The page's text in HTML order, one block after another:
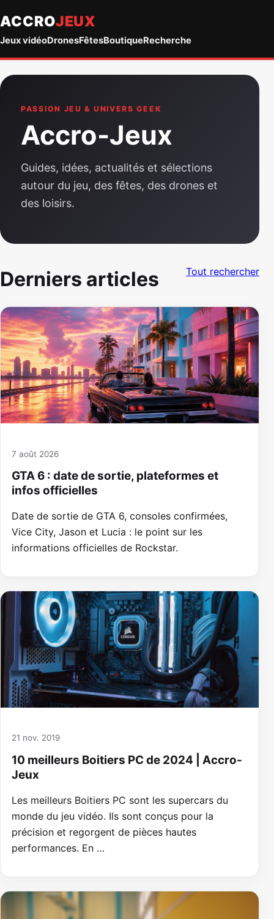
ACCROJEUX
Jeux vidéoDronesFêtesBoutiqueRecherche
PASSION JEU & UNIVERS GEEK
Accro-Jeux
Guides, idées, actualités et sélections
autour du jeu, des fêtes, des drones et
des loisirs.
Derniers articles Tout rechercher
7 août 2026
GTA 6 : date de sortie, plateformes et
infos officielles
Date de sortie de GTA 6, consoles confirmées,
Vice City, Jason et Lucia : le point sur les
informations officielles de Rockstar.
21 nov. 2019
10 meilleurs Boitiers PC de 2024 | Accro-
Jeux
Les meilleurs Boitiers PC sont les supercars du
monde du jeu vidéo. Ils sont conçus pour la
précision et regorgent de pièces hautes
performances. En …